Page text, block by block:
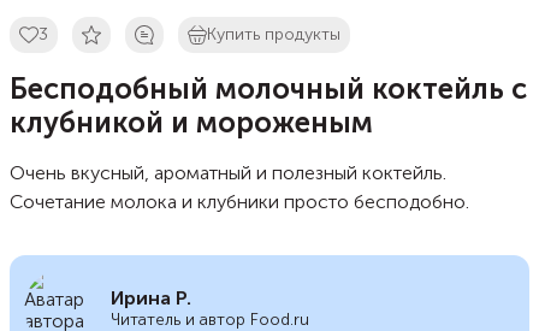
3 Купить продукты
Бесподобный молочный коктейль с
клубникой и мороженым
Очень вкусный, ароматный и полезный коктейль.
Сочетание молока и клубники просто бесподобно.
Ирина Р.
Читатель и автор Food.ru